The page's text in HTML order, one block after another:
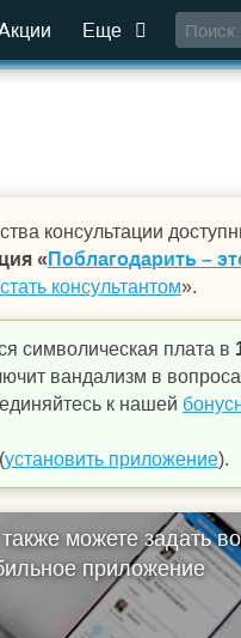
Еще
консультации
« Поблагодарить –
консультантом».
символическая плата в
вандализм в
к нашей
установить приложение).
можете задать
приложение